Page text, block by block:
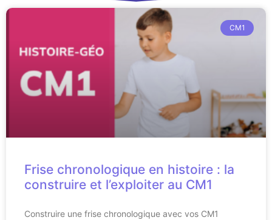
CM1
Frise chronologique en histoire : la
construire et l’exploiter au CM1
Construire une frise chronologique avec vos CM1